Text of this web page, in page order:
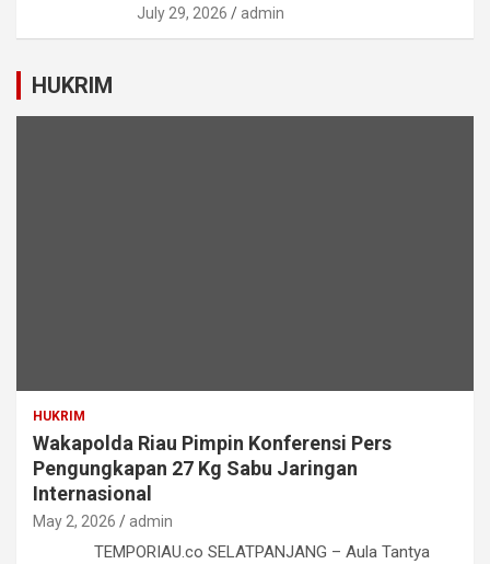
July 29, 2026 admin
HUKRIM
HUKRIM
Wakapolda Riau Pimpin Konferensi Pers
Pengungkapan 27 Kg Sabu Jaringan
Internasional
May 2, 2026 admin
TEMPORIAU.co SELATPANJANG – Aula Tantya